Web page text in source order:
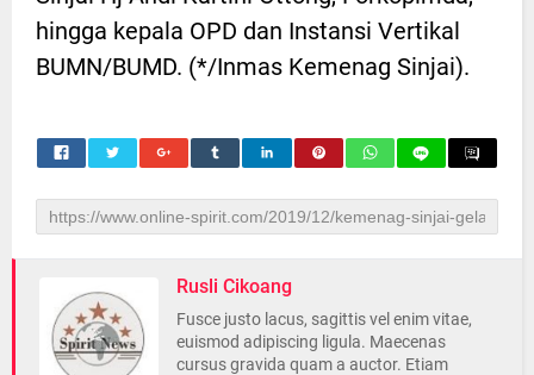
hingga kepala OPD dan Instansi Vertikal
BUMN/BUMD. (*/Inmas Kemenag Sinjai).
Rusli Cikoang
Fusce justo lacus, sagittis vel enim vitae,
euismod adipiscing ligula. Maecenas
cursus gravida quam a auctor. Etiam